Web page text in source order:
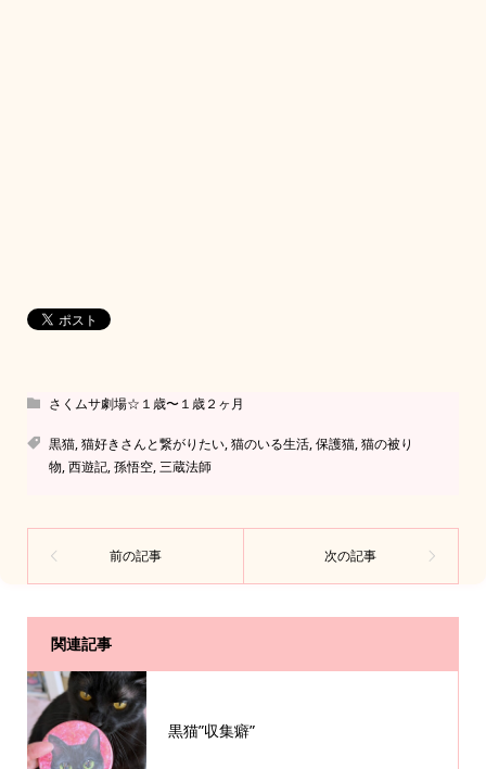
さくムサ劇場☆１歳〜１歳２ヶ月
黒猫,猫好きさんと繋がりたい,猫のいる生活,保護猫,猫の被り
物,西遊記,孫悟空,三蔵法師
関連記事
黒猫”収集癖”